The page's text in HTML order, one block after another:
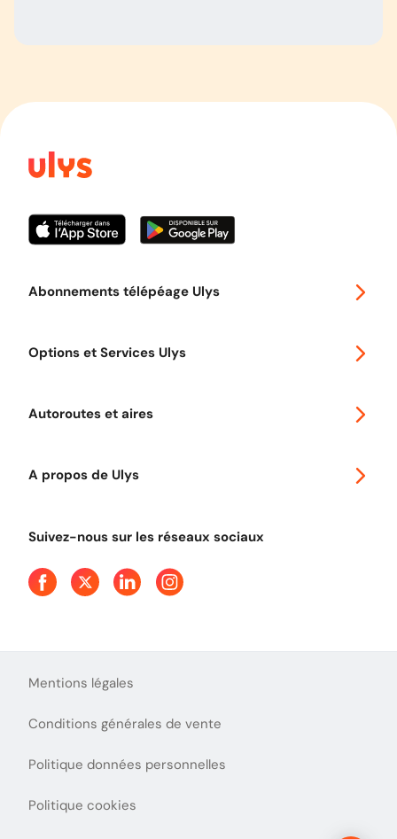
Abonnements télépéage Ulys
Options et Services Ulys
Autoroutes et aires
A propos de Ulys
Presse
Suivez-nous sur les réseaux sociaux
Mentions légales
Conditions générales de vente
Politique données personnelles
Politique cookies